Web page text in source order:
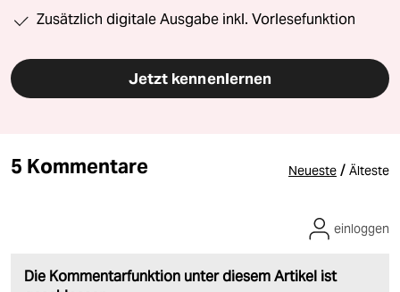
Zusätzlich digitale Ausgabe inkl. Vorlesefunktion
Jetzt kennenlernen
5 Kommentare Neueste / Älteste
Die Kommentarfunktion unter diesem Artikel ist
einloggen